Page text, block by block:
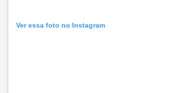
Ver essa foto no Instagram